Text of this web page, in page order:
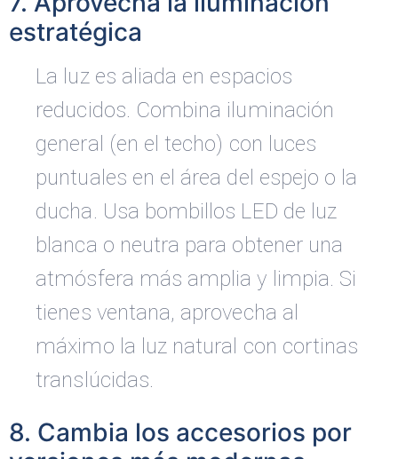
estratégica
La luz es aliada en espacios
reducidos. Combina iluminación
general (en el techo) con luces
puntuales en el área del espejo o la
ducha. Usa bombillos LED de luz
blanca o neutra para obtener una
atmósfera más amplia y limpia. Si
tienes ventana, aprovecha al
máximo la luz natural con cortinas
translúcidas.
8. Cambia los accesorios por